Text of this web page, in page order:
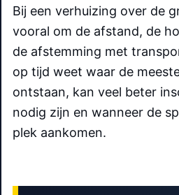
Bij een verhuizing over de
vooral om de afstand, de
de afstemming met
op tijd weet waar de
ontstaan, kan veel beter
nodig zijn en wanneer de
plek aankomen.